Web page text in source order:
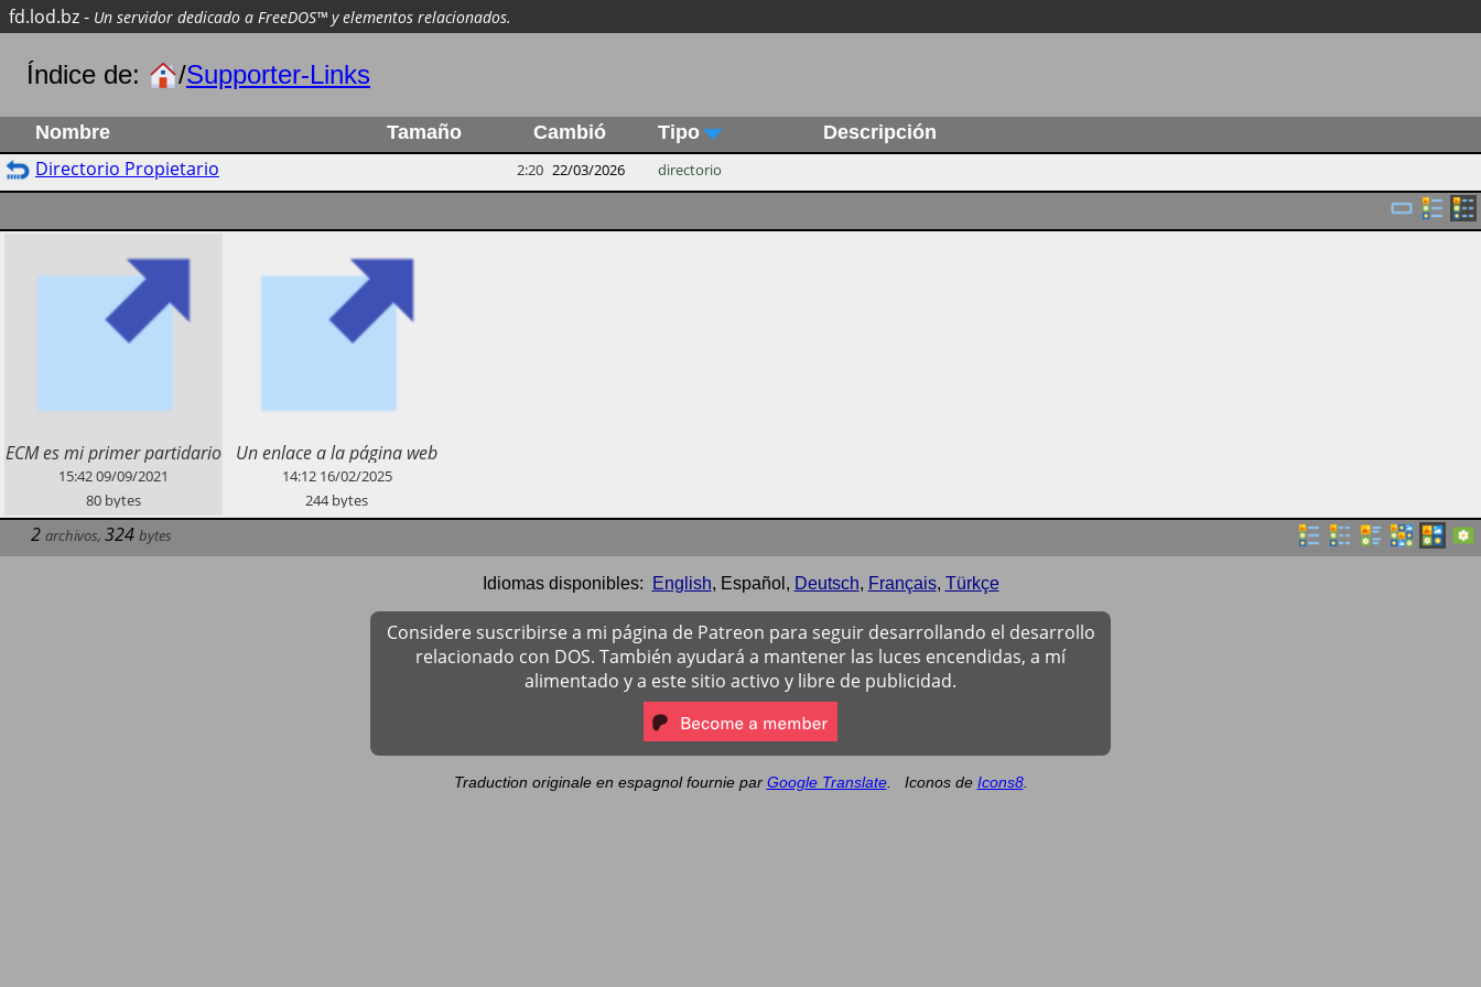
fd.lod.bz- Un servidor dedicado a FreeDOS™ y elementos relacionados.
Índice de: /Supporter-Links
Nombre Tamaño Cambió Tipo Descripción
Directorio Propietario 2:20 22/03/2026 directorio
​ECM es mi primer partidario
de Patreon :-)
15:4209/09/2021
80 bytes
​Un enlace a la página web
desparky4.
14:12 16/02/2025
244 bytes
2 archivos, 324 bytes
Idiomas disponibles: English, Español , Deutsch, Français, Türkçe
Considere suscribirse a mi página de Patreon para seguir desarrollando el desarrollo
relacionado con DOS. También ayudará a mantener las luces encendidas, a mí
alimentado y a este sitio activo y libre de publicidad.
Traduction originale en espagnol fournie par Google Translate. Iconos de Icons8.